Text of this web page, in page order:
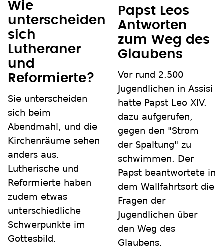
Wie
unterscheiden
sich
Lutheraner
und
Reformierte?
Sie unterscheiden
sich beim
Abendmahl, und die
Kirchenräume sehen
anders aus.
Lutherische und
Reformierte haben
zudem etwas
unterschiedliche
Schwerpunkte im
Gottesbild.
Papst Leos
Antworten
zum Weg des
Glaubens
Vor rund 2.500
Jugendlichen in Assisi
hatte Papst Leo XIV.
dazu aufgerufen,
gegen den "Strom
der Spaltung" zu
schwimmen. Der
Papst beantwortete in
dem Wallfahrtsort die
Fragen der
Jugendlichen über
den Weg des
Glaubens.